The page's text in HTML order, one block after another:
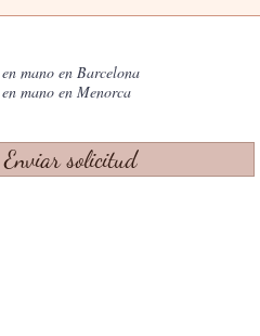
mano en Barcelona
mano en Menorca
Enviar solicitud